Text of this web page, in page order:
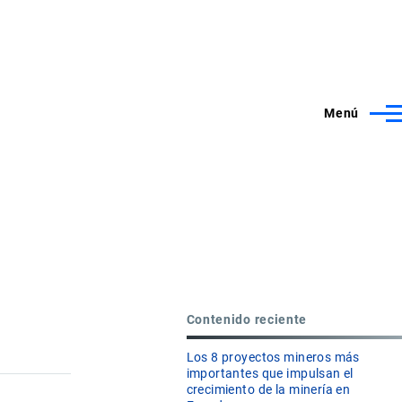
Menú
Contenido reciente
Los 8 proyectos mineros más
importantes que impulsan el
crecimiento de la minería en